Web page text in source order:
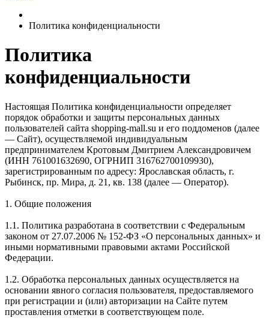
Политика конфиденциальности
Политика
конфиденциальности
Настоящая Политика конфиденциальности определяет
порядок обработки и защиты персональных данных
пользователей сайта shopping-mall.su и его поддоменов (далее
— Сайт), осуществляемой индивидуальным
предпринимателем Кротовым Дмитрием Александровичем
(ИНН 761001632690, ОГРНИП 316762700109930),
зарегистрированным по адресу: Ярославская область, г.
Рыбинск, пр. Мира, д. 21, кв. 138 (далее — Оператор).
1. Общие положения
1.1. Политика разработана в соответствии с Федеральным
законом от 27.07.2006 № 152-ФЗ «О персональных данных» и
иными нормативными правовыми актами Российской
Федерации.
1.2. Обработка персональных данных осуществляется на
основании явного согласия пользователя, предоставляемого
при регистрации и (или) авторизации на Сайте путем
проставления отметки в соответствующем поле.